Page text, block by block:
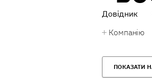
Довідник
Компанію
ПОКАЗАТИ